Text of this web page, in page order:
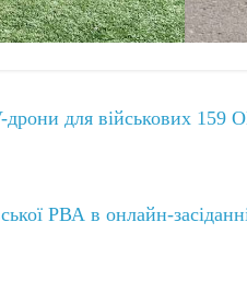
дрони для військових 159
РВА в онлайн-